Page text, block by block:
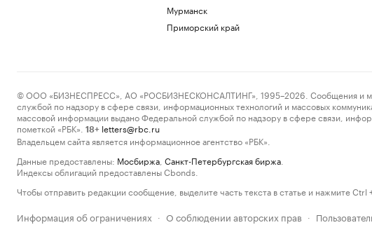
Мурманск
Приморский край
© ООО «БИЗНЕСПРЕСС», АО «РОСБИЗНЕСКОНСАЛТИНГ», 1995–2026. Сообщения и
службой по надзору в сфере связи, информационных технологий и массовых
массовой информации выдано Федеральной службой по надзору в сфере связи,
пометкой «РБК».
18+ letters@rbc.ru
Владельцем сайта является информационное агентство «РБК».
Данные предоставлены: Мосбиржа Санкт-Петербургская биржа
Индексы облигаций предоставлены Cbonds.
Чтобы отправить редакции сообщение, выделите часть текста в статье и нажмите Ctrl
Информация об ограничениях · О соблюдении авторских прав ·